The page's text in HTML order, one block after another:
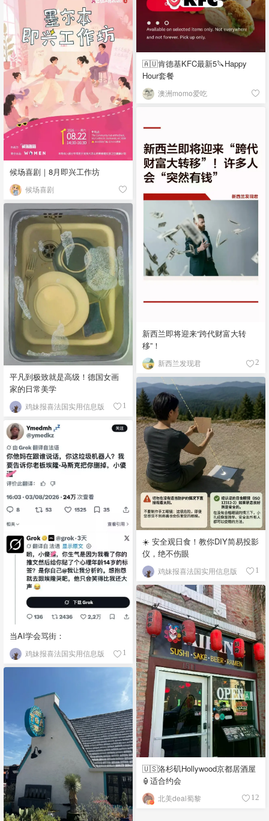
🇦🇺肯德基KFC最新5🔪Happy
Hour套餐
澳洲momo爱吃
候场喜剧｜8月即兴工作坊
候场喜剧
新西兰即将迎来“跨代财富大转
移”！
新西兰发现君 2
平凡到极致就是高级！德国女画
家的日常美学
鸡妹报喜法国实用信息版 1
☀️ 安全观日食！教你DIY简易投影
仪，绝不伤眼
鸡妹报喜法国实用信息版 1
当AI学会骂街：
鸡妹报喜法国实用信息版 1
🇺🇸洛杉矶Hollywood京都居酒屋
🏮适合约会
北美deal蜀黎 12